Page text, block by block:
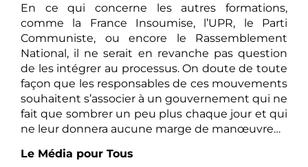
En ce qui concerne les autres formations,
comme la France Insoumise, l’UPR, le Parti
Communiste, ou encore le Rassemblement
National, il ne serait en revanche pas question
de les intégrer au processus. On doute de toute
façon que les responsables de ces mouvements
souhaitent s’associer à un gouvernement qui ne
fait que sombrer un peu plus chaque jour et qui
ne leur donnera aucune marge de manœuvre…
Le Média pour Tous